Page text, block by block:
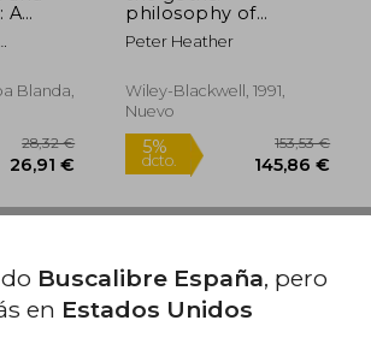
A
life
Blanda,
philosophy of
language (en Inglés)
Peter Heather
Wiley-Blackwell, 1991,
Nuevo
Buscalibre España, pero
en Estados Unidos